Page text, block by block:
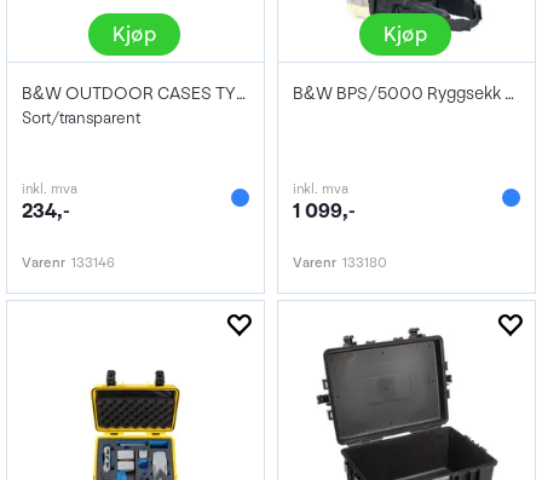
Kjøp
B&W OUTDOOR CASES TYPE 200 WITH FOAM
Sort/transparent
inkl. mva
234,-
Varenr 133146
Kjøp
B&W BPS/5000 Ryggsekk system
inkl. mva
1 099,-
Varenr 133180